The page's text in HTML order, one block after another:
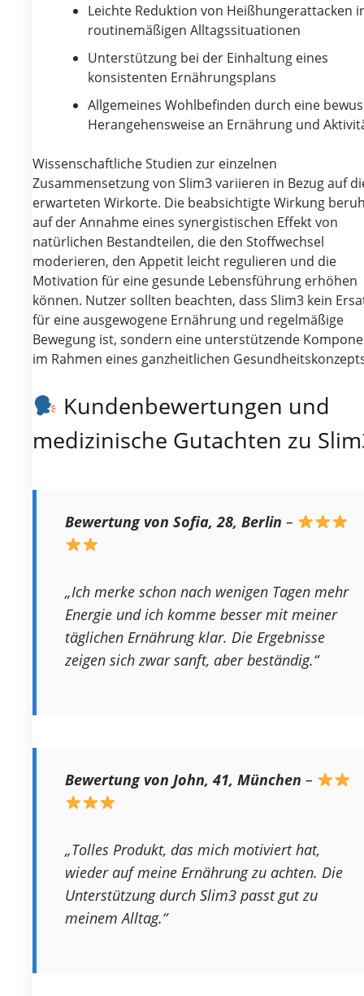
Leichte Reduktion von Heißhungerattacken
routinemäßigen Alltagssituationen
Unterstützung bei der Einhaltung eines
konsistenten Ernährungsplans
Allgemeines Wohlbefinden durch eine
Herangehensweise an Ernährung und
Wissenschaftliche Studien zur einzelnen
Zusammensetzung von Slim3 variieren in Bezug auf
erwarteten Wirkorte. Die beabsichtigte Wirkung
auf der Annahme eines synergistischen Effekt von
natürlichen Bestandteilen, die den Stoffwechsel
moderieren, den Appetit leicht regulieren und die
Motivation für eine gesunde Lebensführung erhöhen
können. Nutzer sollten beachten, dass Slim3 kein
für eine ausgewogene Ernährung und regelmäßige
Bewegung ist, sondern eine unterstützende
im Rahmen eines ganzheitlichen
Kundenbewertungen und
medizinische Gutachten zu
Bewertung von Sofia, 28, Berlin –
„Ich merke schon nach wenigen Tagen mehr
Energie und ich komme besser mit meiner
täglichen Ernährung klar. Die Ergebnisse
zeigen sich zwar sanft, aber beständig.“
Bewertung von John, 41, München –
„Tolles Produkt, das mich motiviert hat,
wieder auf meine Ernährung zu achten. Die
Unterstützung durch Slim3 passt gut zu
meinem Alltag.“